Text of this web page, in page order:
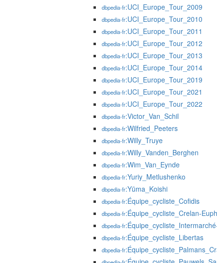
dbpedia-fr:UCI_Europe_Tour_2009
dbpedia-fr:UCI_Europe_Tour_2010
dbpedia-fr:UCI_Europe_Tour_2011
dbpedia-fr:UCI_Europe_Tour_2012
dbpedia-fr:UCI_Europe_Tour_2013
dbpedia-fr:UCI_Europe_Tour_2014
dbpedia-fr:UCI_Europe_Tour_2019
dbpedia-fr:UCI_Europe_Tour_2021
dbpedia-fr:UCI_Europe_Tour_2022
dbpedia-fr:Victor_Van_Schil
dbpedia-fr:Wilfried_Peeters
dbpedia-fr:Willy_Truye
dbpedia-fr:Willy_Vanden_Berghen
dbpedia-fr:Wim_Van_Eynde
dbpedia-fr:Yuriy_Metlushenko
dbpedia-fr:Yūma_Koishi
dbpedia-fr:Équipe_cycliste_Cofidis
dbpedia-fr:Équipe_cycliste_Crelan-
dbpedia-fr
dbpedia-fr:Équipe_cycliste_Libertas
dbpedia-fr